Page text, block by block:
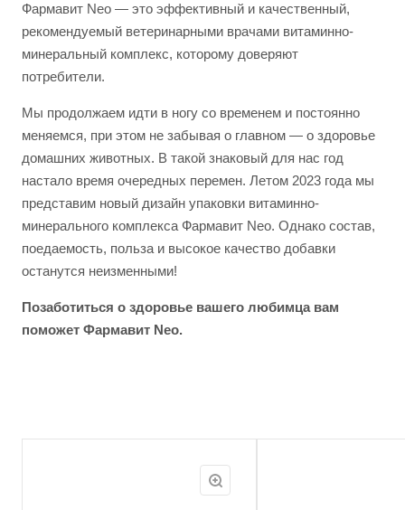
Фармавит Neo — это эффективный и качественный,
рекомендуемый ветеринарными врачами витаминно-
минеральный комплекс, которому доверяют
потребители.
Мы продолжаем идти в ногу со временем и постоянно
меняемся, при этом не забывая о главном — о здоровье
домашних животных. В такой знаковый для нас год
настало время очередных перемен. Летом 2023 года мы
представим новый дизайн упаковки витаминно-
минерального комплекса Фармавит Neo. Однако состав,
поедаемость, польза и высокое качество добавки
останутся неизменными!
Позаботиться о здоровье вашего любимца вам
поможет Фармавит Neo.